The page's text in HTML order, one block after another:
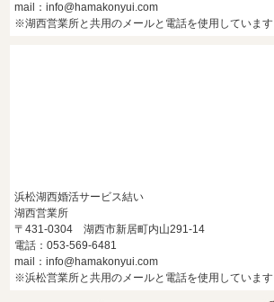
mail：info@hamakonyui.com
※湖西営業所と共用のメールと電話を使用しています
浜松湖西婚活サービス結い
湖西営業所
〒431-0304 湖西市新居町内山291-14
電話：053-569-6481
mail：info@hamakonyui.com
※浜松営業所と共用のメールと電話を使用しています